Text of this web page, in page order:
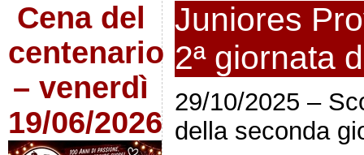
Cena del
centenario
– venerdì
19/06/2026
Juniores
2ª giornata
29/10/2025 –
della seconda